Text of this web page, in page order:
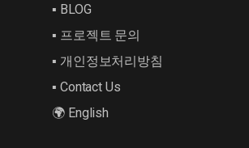
▪︎ BLOG
▪︎ 프로젝트 문의
▪︎ 개인정보처리방침
▪︎ Contact Us
🌍 English